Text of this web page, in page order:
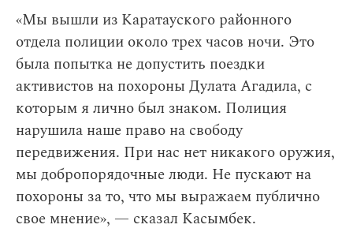
«Мы вышли из Каратауского районного
отдела полиции около трех часов ночи. Это
была попытка не допустить поездки
активистов на похороны Дулата Агадила, с
которым я лично был знаком. Полиция
нарушила наше право на свободу
передвижения. При нас нет никакого оружия,
мы добропорядочные люди. Не пускают на
похороны за то, что мы выражаем публично
свое мнение», — сказал Касымбек.